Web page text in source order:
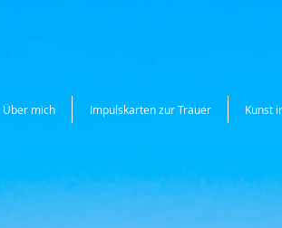
Über mich Impulskarten zur Trauer Kunst